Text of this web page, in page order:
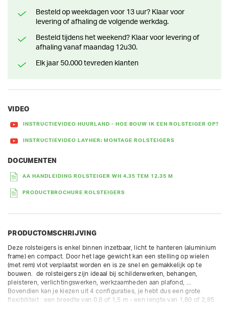
Besteld op weekdagen voor 13 uur? Klaar voor
levering of afhaling de volgende werkdag.
Besteld tijdens het weekend? Klaar voor levering of
afhaling vanaf maandag 12u30.
Elk jaar 50.000 tevreden klanten
VIDEO
INSTRUCTIEVIDEO HUURLAND - HOE BOUW IK EEN ROLSTEIGER OP?
INSTRUCTIEVIDEO LAYHER: MONTAGE ROLSTEIGERS
DOCUMENTEN
AA HANDLEIDING ROLSTEIGER WH 4.35 TEM 12.35 M
PRODUCTBROCHURE ROLSTEIGERS
PRODUCTOMSCHRIJVING
Deze rolsteigers is enkel binnen inzetbaar, licht te hanteren (aluminium
frame) en compact. Door het lage gewicht kan een stelling op wielen
(met rem) vlot verplaatst worden en is ze snel en gemakkelijk op te
bouwen.  de rolsteigers zijn ideaal bij schilderwerken, behangen,
pleisteren, verlichtingswerken, werkzaamheden aan plafond, ...
Bovendien kan je kiezen uit 4 configuraties, je hebt dus een grote
flexibiliteit : een breedte van 0,8 of 1,5 m - een lengte van 1,80 of 2,85